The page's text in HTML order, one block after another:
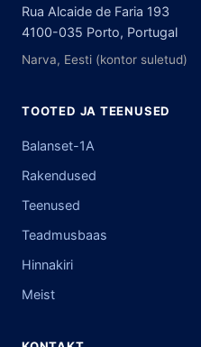
Rua Alcaide de Faria 193
4100-035 Porto, Portugal
Narva, Eesti (kontor suletud)
TOOTED JA TEENUSED
Balanset-1A
Rakendused
Teenused
Teadmusbaas
Hinnakiri
Meist